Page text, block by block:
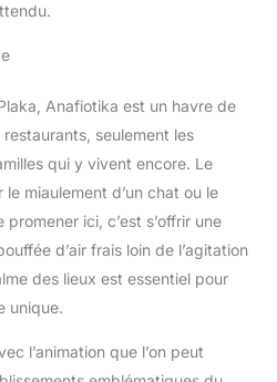
Anafiotika est un havre de
seulement les
qui y vivent encore. Le
miaulement d’un chat ou le
ici, c’est s’offrir une
d’air frais loin de l’agitation
des lieux est essentiel pour
unique.
l’animation que l’on peut